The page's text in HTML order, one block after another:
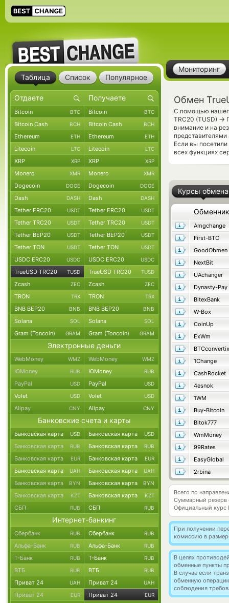
Мониторинг
Обмен
С помощью
TRC20 (TUSD) →
внимание и на
Если вы
всех функциях
Курсы обмена
Обменник
Amgchange
First-BTC
GoodObmen
NextBit
UAchanger
Dynasty-Pay
BitexBank
W-Box
CoinUp
ExWm
BTCconvertix
1Change
CashRocket
4esnok
1WM
Buy-Bitcoin
Bitok777
WmMoney
99Rates
EasyGlobal
2rbina
Всего по
Суммарный резерв
Официальный курс
При получении
комиссию в
В целях
обменные пункты
В случае если
обменную
соблюдения
Таблица Список Популярное
Bitcoin BTC Bitcoin BTC
Bitcoin Cash BCH Bitcoin Cash BCH
Ethereum ETH Ethereum ETH
Litecoin LTC Litecoin LTC
XRP XRP XRP XRP
Monero XMR Monero XMR
Dogecoin DOGE Dogecoin DOGE
Dash DASH Dash DASH
Tether ERC20 USDT Tether ERC20 USDT
Tether TRC20 USDT Tether TRC20 USDT
Tether BEP20 USDT Tether BEP20 USDT
Tether TON USDT Tether TON USDT
USDC ERC20 USDC USDC ERC20 USDC
TrueUSD TRC20 TUSD TrueUSD TRC20 TUSD
Zcash ZEC Zcash ZEC
TRON TRX TRON TRX
BNB BEP20 BNB BNB BEP20 BNB
Solana SOL Solana SOL
Gram (Toncoin) GRAM Gram (Toncoin) GRAM
Электронные деньги
WebMoney WMZ WebMoney WMZ
ЮMoney RUB ЮMoney RUB
PayPal USD PayPal USD
Volet USD Volet USD
Alipay CNY Alipay CNY
Банковские счета и карты
Банковская карта USD Банковская карта USD
Банковская карта RUB Банковская карта RUB
Банковская карта EUR Банковская карта EUR
Банковская карта UAH Банковская карта UAH
Банковская карта BYN Банковская карта BYN
Банковская карта KZT Банковская карта KZT
СБП RUB СБП RUB
Интернет-банкинг
Сбербанк RUB Сбербанк RUB
Альфа-Банк RUB Альфа-Банк RUB
Т-Банк RUB Т-Банк RUB
ВТБ RUB ВТБ RUB
Приват 24 UAH Приват 24 UAH
Приват 24 EUR Приват 24 EUR